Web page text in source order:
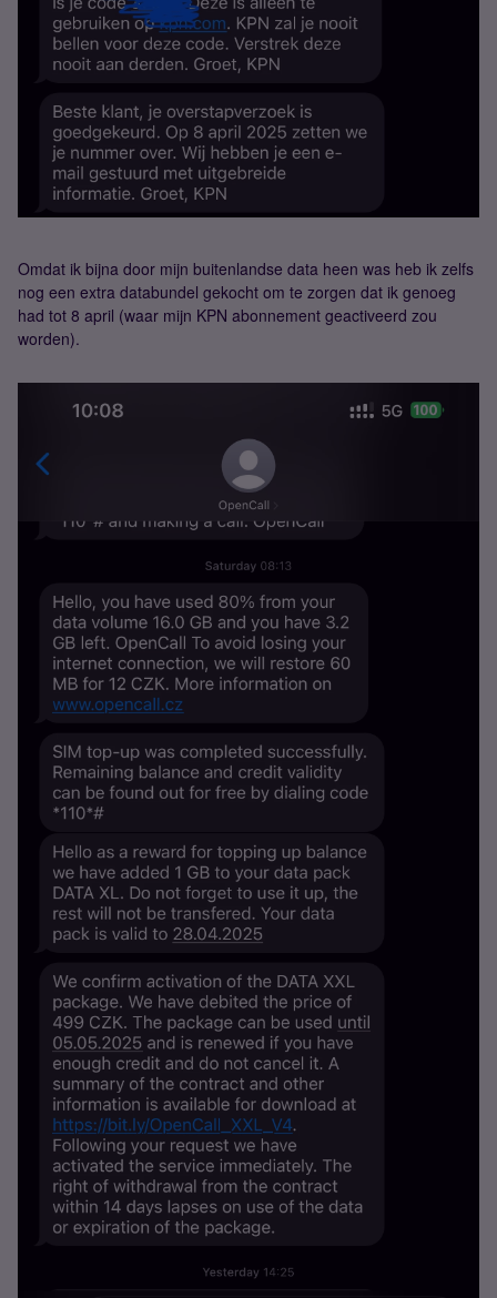
Omdat ik bijna door mijn buitenlandse data heen was heb ik zelfs
nog een extra databundel gekocht om te zorgen dat ik genoeg
had tot 8 april (waar mijn KPN abonnement geactiveerd zou
worden).